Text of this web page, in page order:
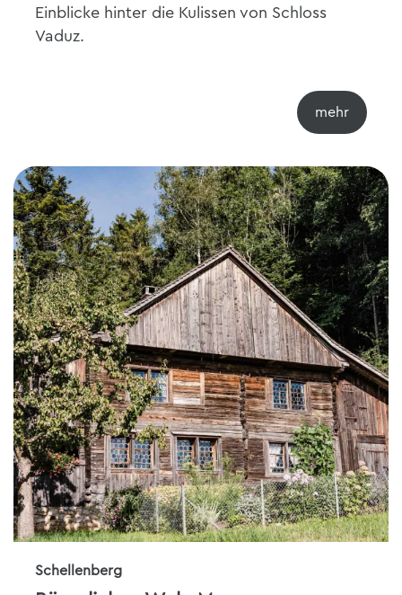
Einblicke hinter die Kulissen von Schloss
Vaduz.
Schellenberg